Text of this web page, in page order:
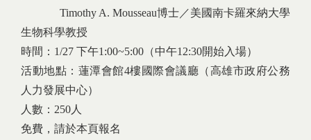
Timothy A. Mousseau博士／美國南卡羅來納大學
生物科學教授
時間：1/27 下午1:00~5:00（中午12:30開始入場）
活動地點：蓮潭會館4樓國際會議廳（高雄市政府公務
人力發展中心）
人數：250人
免費，請於本頁報名